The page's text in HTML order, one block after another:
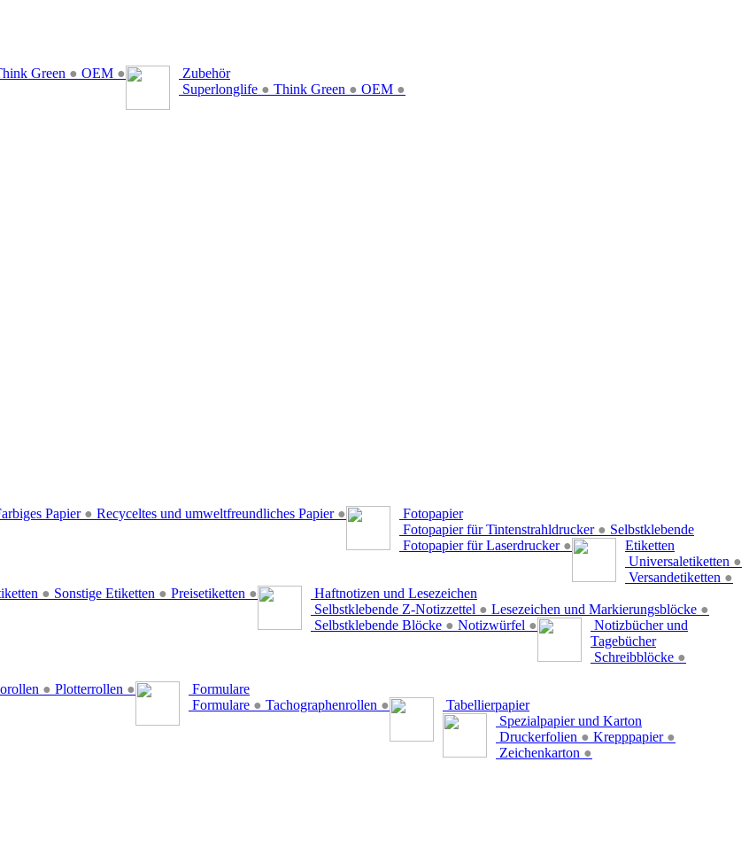
Green ● OEM ●
Zubehör
Superlonglife ● Think Green ● OEM ●
Papier ● Recyceltes und umweltfreundliches Papier ●
Fotopapier
Fotopapier für Tintenstrahldrucker ●
Fotopapier für Laserdrucker ●
Selbstklebende
Etiketten
Universaletiketten ●
Versandetiketten ●
● Sonstige Etiketten ● Preisetiketten ●
Haftnotizen und Lesezeichen
Selbstklebende Z-Notizzettel ● Lesezeichen und Markierungsblöcke ●
Selbstklebende Blöcke ● Notizwürfel ●
Notizbücher und
Tagebücher
Schreibblöcke ●
● Plotterrollen ●
Formulare
Formulare ● Tachographenrollen ●
Tabellierpapier
Spezialpapier und Karton
Druckerfolien ● Krepppapier ●
Zeichenkarton ●